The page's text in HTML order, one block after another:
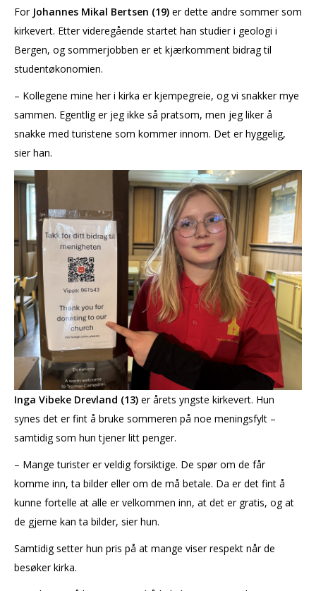
For Johannes Mikal Bertsen (19) er dette andre sommer som
kirkevert. Etter videregående startet han studier i geologi i
Bergen, og sommerjobben er et kjærkomment bidrag til
studentøkonomien.
– Kollegene mine her i kirka er kjempegreie, og vi snakker mye
sammen. Egentlig er jeg ikke så pratsom, men jeg liker å
snakke med turistene som kommer innom. Det er hyggelig,
sier han.
Inga Vibeke Drevland (13) er årets yngste kirkevert. Hun
synes det er fint å bruke sommeren på noe meningsfylt –
samtidig som hun tjener litt penger.
– Mange turister er veldig forsiktige. De spør om de får
komme inn, ta bilder eller om de må betale. Da er det fint å
kunne fortelle at alle er velkommen inn, at det er gratis, og at
de gjerne kan ta bilder, sier hun.
Samtidig setter hun pris på at mange viser respekt når de
besøker kirka.